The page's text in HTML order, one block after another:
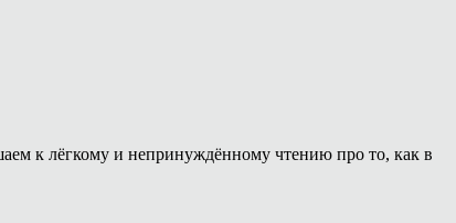
к лёгкому и непринуждённому чтению про то, как в